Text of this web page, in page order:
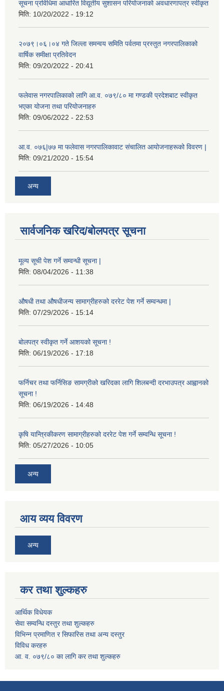
सूचना प्रविधिमा आधारित विद्यूतीय सुशासन परियाेजनाकाे अवधारणापत्र स्वीकृत
मिति: 10/20/2022 - 19:12
२०७९।०६।०४ गते जिल्ला समन्वय समिति पर्वतमा प्रस्तुत नगरपालिकाको
वार्षिक समीक्षा प्रतिवेदन
मिति: 09/20/2022 - 20:41
फलेवास नगरपालिकाको लागि आ.व. ०७९/८० मा गण्डकी प्रदेशबाट स्वीकृत
भएका योजना तथा परियोजनाहरु
मिति: 09/06/2022 - 22:53
आ.व. ०७६|७७ मा फलेवास नगरपालिकावाट संचालित आयोजनाहरूको विवरण |
मिति: 09/21/2020 - 15:54
अन्य
सार्वजनिक खरिद/बोलपत्र सूचना
मूल्य सूची पेश गर्ने सम्वन्धी सूचना |
मिति: 08/04/2026 - 11:38
औषधी तथा औषधीजन्य सामाग्रीहरुको दररेट पेश गर्ने सम्वन्धमा |
मिति: 07/29/2026 - 15:14
बोलपत्र स्वीकृत गर्ने आशयको सूचना !
मिति: 06/19/2026 - 17:18
फर्निचर तथा फर्निसिङ सामग्रीको खरिदका लागि शिलबन्दी दरभाउपत्र आह्वानको
सूचना !
मिति: 06/19/2026 - 14:48
कृषि यान्त्रिकीकरण सामाग्रीहरुको दररेट पेश गर्ने सम्वन्धि सूचना !
मिति: 05/27/2026 - 10:05
अन्य
आय व्यय विवरण
अन्य
कर तथा शुल्कहरु
आर्थिक विधेयक
सेवा सम्वन्धि दस्तुर तथा शुल्कहरु
विभिन्न प्रमाणित र सिफारिस तथा अन्य दस्तुर
विविध करहरु
आ. व. ०७९/८० का लागि कर तथा शुल्कहरु